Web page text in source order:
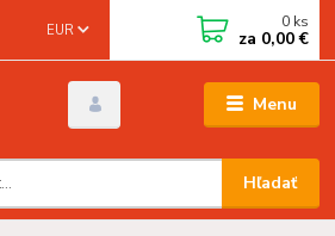
Menu
EUR
Hľadať
0 ks
za 0,00 €